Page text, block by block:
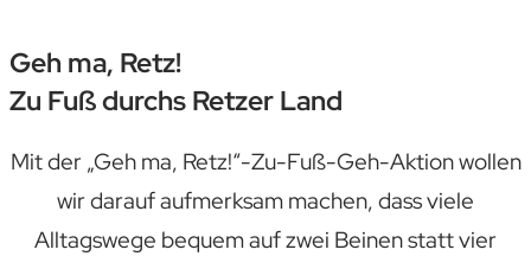
Geh ma, Retz!
Zu Fuß durchs Retzer Land
Mit der „Geh ma, Retz!“-Zu-Fuß-Geh-Aktion wollen
wir darauf aufmerksam machen, dass viele
Alltagswege bequem auf zwei Beinen statt vier